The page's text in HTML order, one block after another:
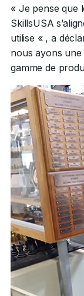
« Je pense que
SkillsUSA
utilise « , a
nous ayons
gamme de